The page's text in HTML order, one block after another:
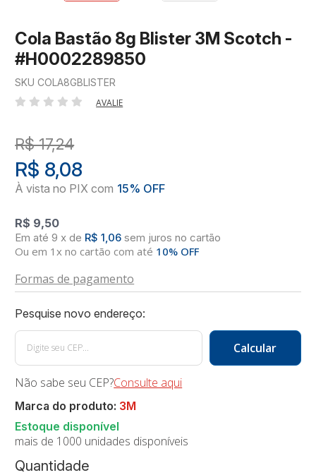
Cola Bastão 8g Blister 3M Scotch -
#H0002289850
SKU COLA8GBLISTER
AVALIE
R$ 17,24
R$ 9,50
R$ 8,08
9 x de R$ 1,06 sem juros no cartão
Ou em 1x no cartão com até 10% OFF
Formas de pagamento
Quantidade
Não sabe seu CEP?Consulte aqui
mais de 1000 unidades disponíveis
Marca do produto: 3M